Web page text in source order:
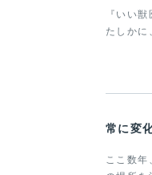
『いい
たしか
常に変
ここ数